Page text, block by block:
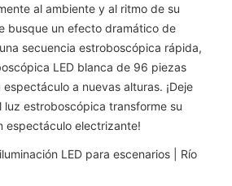
al ambiente y al ritmo de su
busque un efecto dramático de
secuencia estroboscópica rápida,
LED blanca de 96 piezas
a nuevas alturas. ¡Deje
estroboscópica transforme su
espectáculo electrizante!